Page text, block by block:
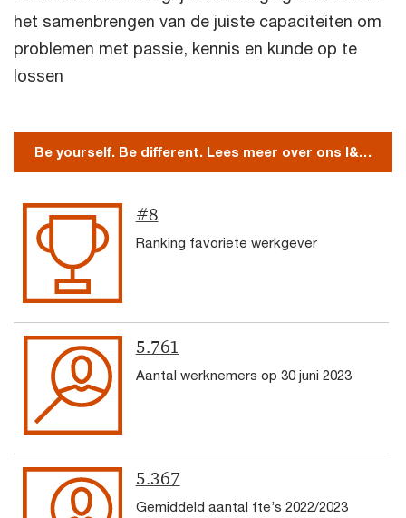
het samenbrengen van de juiste capaciteiten om
problemen met passie, kennis en kunde op te
lossen
Be yourself. Be different. Lees meer over ons I&D-beleid
#8
Ranking favoriete werkgever
5.761
Aantal werknemers op 30 juni 2023
5.367
Gemiddeld aantal fte’s 2022/2023